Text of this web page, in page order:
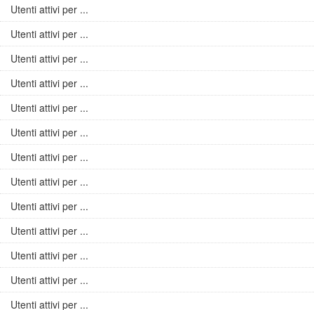
Utenti attivi per ...
Utenti attivi per ...
Utenti attivi per ...
Utenti attivi per ...
Utenti attivi per ...
Utenti attivi per ...
Utenti attivi per ...
Utenti attivi per ...
Utenti attivi per ...
Utenti attivi per ...
Utenti attivi per ...
Utenti attivi per ...
Utenti attivi per ...